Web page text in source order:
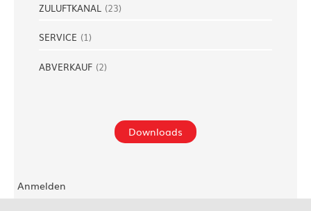
ZULUFTKANAL (23)
SERVICE (1)
ABVERKAUF (2)
Downloads
Anmelden